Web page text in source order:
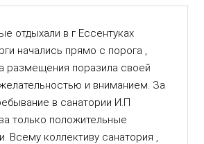
отдыхали в г Ессентуках
начались прямо с порога ,
размещения поразила своей
и вниманием. За
в санатории И.П
только положительные
Всему коллективу санатория ,